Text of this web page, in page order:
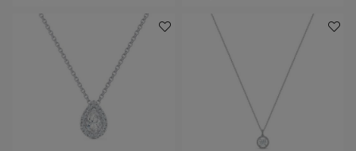
Ajouter À Ma Wishlist